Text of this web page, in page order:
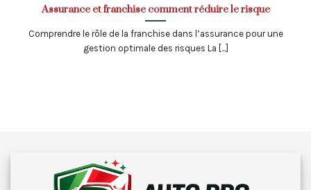
Assurance et franchise comment réduire le risque
Comprendre le rôle de la franchise dans l’assurance pour une
gestion optimale des risques La [...]